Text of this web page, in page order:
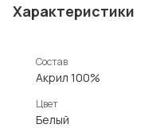
Характеристики
Состав
Акрил 100%
Цвет
Белый